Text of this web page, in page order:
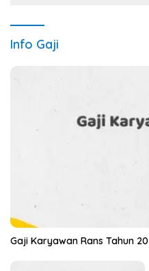
Info Gaji
Gaji Karyawan Rans Tahun